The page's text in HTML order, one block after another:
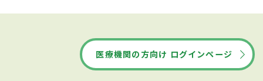
医療機関の方向け ログインページ